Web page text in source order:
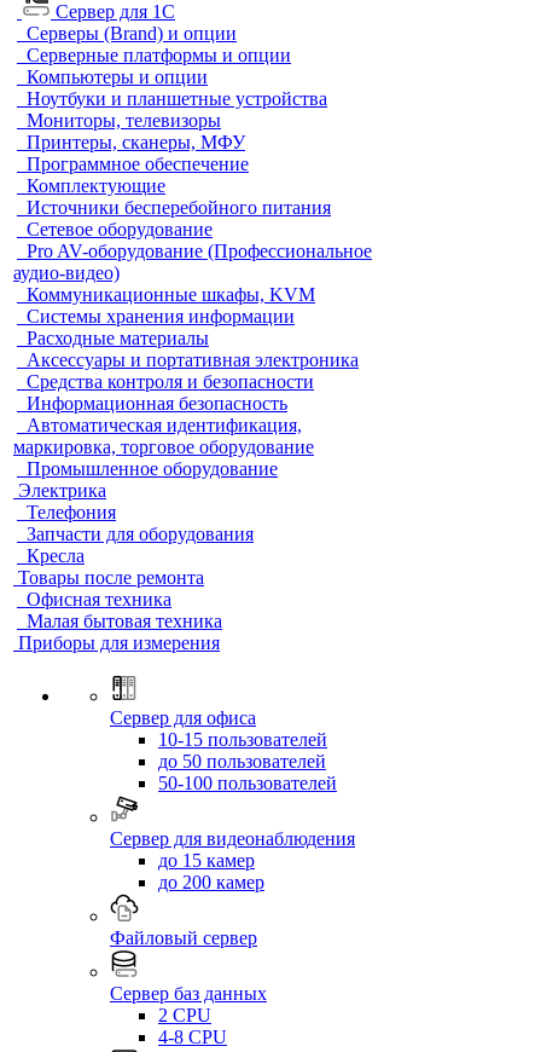
Сервер для 1С
Серверы (Brand) и опции
Серверные платформы и опции
Компьютеры и опции
Ноутбуки и планшетные устройства
Мониторы, телевизоры
Принтеры, сканеры, МФУ
Программное обеспечение
Комплектующие
Источники бесперебойного питания
Сетевое оборудование
Pro AV-оборудование (Профессиональное
аудио-видео)
Коммуникационные шкафы, KVM
Системы хранения информации
Расходные материалы
Аксессуары и портативная электроника
Средства контроля и безопасности
Информационная безопасность
Автоматическая идентификация,
маркировка, торговое оборудование
Промышленное оборудование
Электрика
Телефония
Запчасти для оборудования
Кресла
Товары после ремонта
Офисная техника
Малая бытовая техника
Приборы для измерения
Сервер для офиса
10-15 пользователей
до 50 пользователей
50-100 пользователей
Сервер для видеонаблюдения
до 15 камер
до 200 камер
Файловый сервер
Сервер баз данных
2 CPU
4-8 CPU